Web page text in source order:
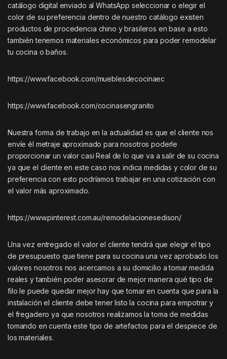
catálogo digital enviado al WhatsApp seleccionar o elegir el
color de su preferencia dentro de nuestro catálogo existen
productos de procedencia chino y brasileros en base a esto
también tenemos materiales económicos para poder remodelar
tu cocina o baños.
https://www.facebook.com/mueblesdecocinaec
https://www.facebook.com/cocinasengranito
Nuestra forma de trabajo en la actualidad es que el cliente nos
envíe él metraje aproximado para nosotros poderle
proporcionar un valor casi Real de lo que va a salir de su cocina
ya que el cliente en este caso nos indica medidas y color de su
preferencia con esto podríamos trabajar en una cotización con
el valor más aproximado.
https://www.pinterest.com.au/remodelacionesedison/
Una vez entregado el valor el cliente tendrá que elegir el tipo
de presupuesto que tiene para su cocina una vez aprobado los
valores nosotros nos acercamos a su domicilio a tomar medida
reales y también poder asesorar de mejor manera qué tipo de
filo le puede quedar mejor hay que tomar en cuenta que para la
instalación el cliente debe tener listo la cocina para empotrar y
el fregadero ya que nosotros realizamos la toma de medidas
tomando en cuenta este tipo de artefactos para el despiece de
los materiales.